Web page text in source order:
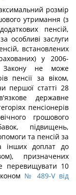
розмір
утримання (з
пенсій,
особливі заслуги
встановлених
у 2006-
Закону не може
пенсії за віком,
першої статті 28
державне
пенсіонерів
грошового
підвищень,
та пенсій за
інших доплат до
призначених
перевищувати 10
№ 489-V від